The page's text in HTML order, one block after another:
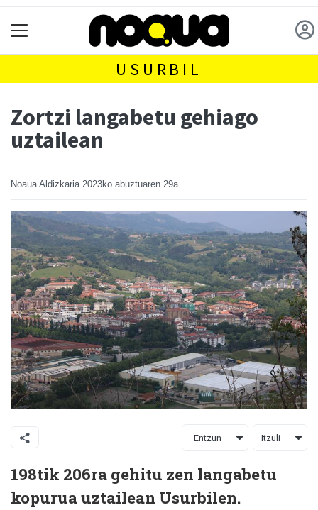
USURBIL
Zortzi langabetu gehiago
uztailean
Noaua Aldizkaria 2023ko abuztuaren 29a
Entzun Itzuli
198tik 206ra gehitu zen langabetu
kopurua uztailean Usurbilen.